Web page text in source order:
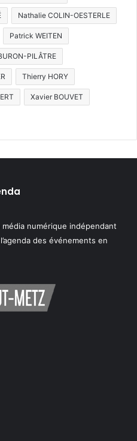
Nathalie COLIN-OESTERLE
Patrick WEITEN
PILÂTRE
Thierry HORY
Xavier BOUVET
numérique indépendant
des événements en